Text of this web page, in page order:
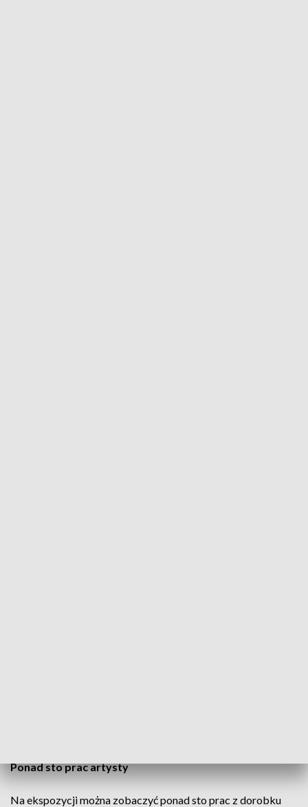
Ponad sto prac artysty
Na ekspozycji można zobaczyć ponad sto prac z dorobku